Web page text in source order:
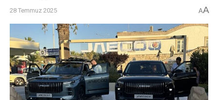
28 Temmuz 2025 AA